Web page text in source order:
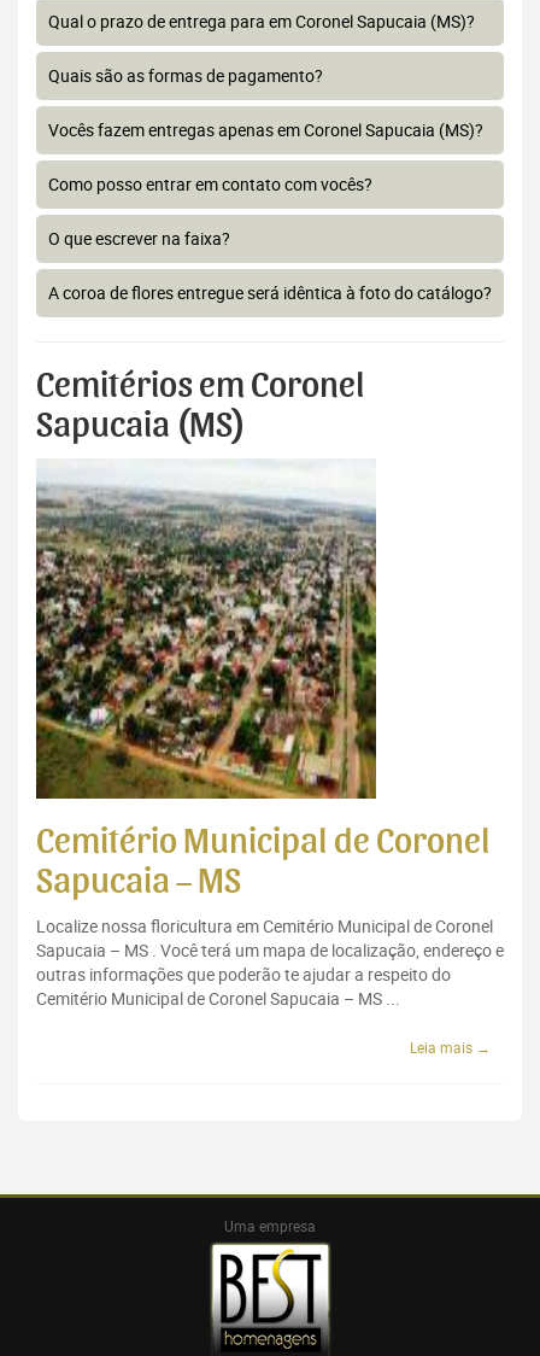
Qual o prazo de entrega para em Coronel Sapucaia (MS)?
Quais são as formas de pagamento?
Vocês fazem entregas apenas em Coronel Sapucaia (MS)?
Como posso entrar em contato com vocês?
O que escrever na faixa?
A coroa de flores entregue será idêntica à foto do catálogo?
Cemitérios em Coronel
Sapucaia (MS)
Cemitério Municipal de Coronel
Sapucaia – MS
Localize nossa floricultura em Cemitério Municipal de Coronel
Sapucaia – MS . Você terá um mapa de localização, endereço e
outras informações que poderão te ajudar a respeito do
Cemitério Municipal de Coronel Sapucaia – MS ...
Leia mais →
Uma empresa